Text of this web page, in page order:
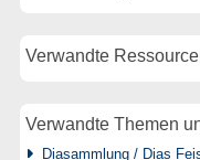
Verwandte
Verwandte Themen
Diasammlung / Dias